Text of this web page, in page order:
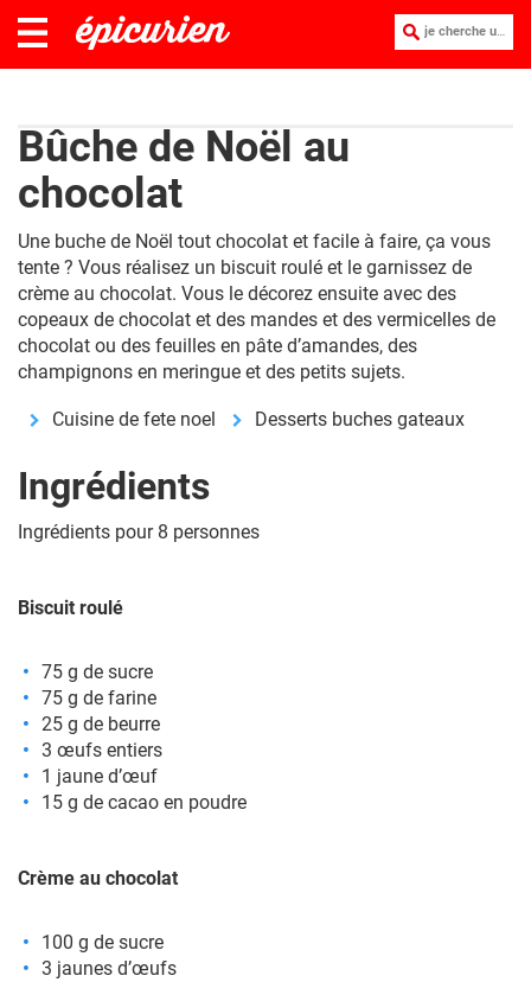
je cherche une recette :
Bûche de Noël au
chocolat
Une buche de Noël tout chocolat et facile à faire, ça vous
tente ? Vous réalisez un biscuit roulé et le garnissez de
crème au chocolat. Vous le décorez ensuite avec des
copeaux de chocolat et des mandes et des vermicelles de
chocolat ou des feuilles en pâte d’amandes, des
champignons en meringue et des petits sujets.
Cuisine de fete noel Desserts buches gateaux
Ingrédients
Ingrédients pour 8 personnes
Biscuit roulé
75 g de sucre
75 g de farine
25 g de beurre
3 œufs entiers
1 jaune d’œuf
15 g de cacao en poudre
Crème au chocolat
100 g de sucre
3 jaunes d’œufs